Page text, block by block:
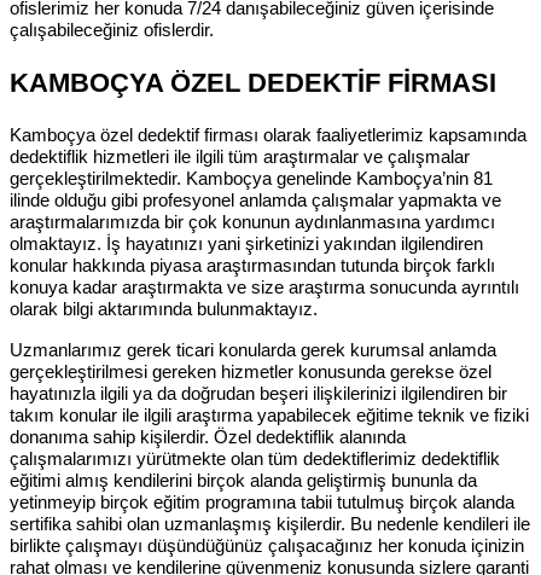
ofislerimiz her konuda 7/24 danışabileceğiniz güven içerisinde
çalışabileceğiniz ofislerdir.
KAMBOÇYA ÖZEL DEDEKTİF FİRMASI
Kamboçya özel dedektif firması olarak faaliyetlerimiz kapsamında
dedektiflik hizmetleri ile ilgili tüm araştırmalar ve çalışmalar
gerçekleştirilmektedir. Kamboçya genelinde Kamboçya’nin 81
ilinde olduğu gibi profesyonel anlamda çalışmalar yapmakta ve
araştırmalarımızda bir çok konunun aydınlanmasına yardımcı
olmaktayız. İş hayatınızı yani şirketinizi yakından ilgilendiren
konular hakkında piyasa araştırmasından tutunda birçok farklı
konuya kadar araştırmakta ve size araştırma sonucunda ayrıntılı
olarak bilgi aktarımında bulunmaktayız.
Uzmanlarımız gerek ticari konularda gerek kurumsal anlamda
gerçekleştirilmesi gereken hizmetler konusunda gerekse özel
hayatınızla ilgili ya da doğrudan beşeri ilişkilerinizi ilgilendiren bir
takım konular ile ilgili araştırma yapabilecek eğitime teknik ve fiziki
donanıma sahip kişilerdir. Özel dedektiflik alanında
çalışmalarımızı yürütmekte olan tüm dedektiflerimiz dedektiflik
eğitimi almış kendilerini birçok alanda geliştirmiş bununla da
yetinmeyip birçok eğitim programına tabii tutulmuş birçok alanda
sertifika sahibi olan uzmanlaşmış kişilerdir. Bu nedenle kendileri ile
birlikte çalışmayı düşündüğünüz çalışacağınız her konuda içinizin
rahat olması ve kendilerine güvenmeniz konusunda sizlere garanti